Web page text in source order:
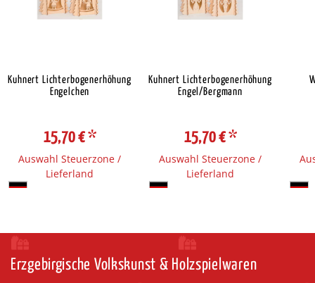
Kuhnert Lichterbogenerhöhung
Engelchen
15,70 €*
Auswahl Steuerzone /
Lieferland
Kuhnert Lichterbogenerhöhung
Engel/Bergmann
15,70 €*
Auswahl Steuerzone /
Lieferland
Erzgebirgische Volkskunst & Holzspielwaren